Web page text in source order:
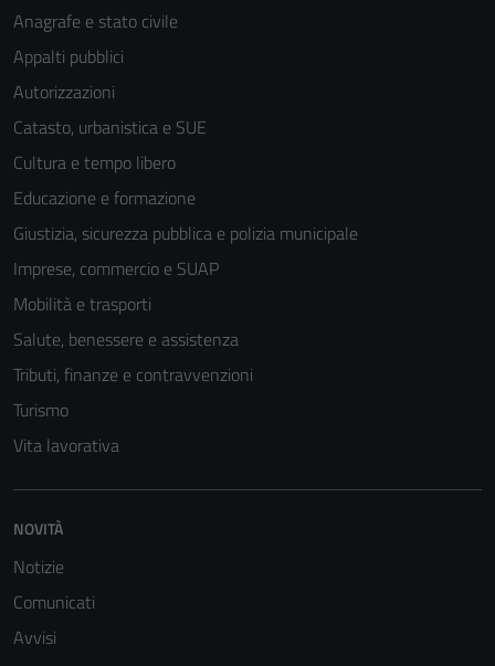
Anagrafe e stato civile
Appalti pubblici
Autorizzazioni
Catasto, urbanistica e SUE
Cultura e tempo libero
Educazione e formazione
Giustizia, sicurezza pubblica e polizia municipale
Imprese, commercio e SUAP
Mobilità e trasporti
Salute, benessere e assistenza
Tributi, finanze e contravvenzioni
Turismo
Vita lavorativa
NOVITÀ
Notizie
Comunicati
Avvisi
non raccolgono